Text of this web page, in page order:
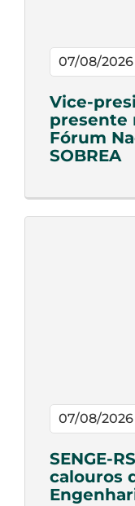
07/08/2026
Vice-
presente
Fórum
SOBREA
07/08/2026
SENGE-
calouros